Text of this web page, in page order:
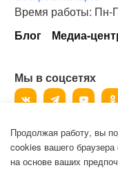
Время работы: Пн-
Блог
Медиа-
Мы в соцсетях
©2006-2026, ООО
Все права защищены.
Политика
обработку
Продолжая работу, вы
cookies вашего
на основе ваших